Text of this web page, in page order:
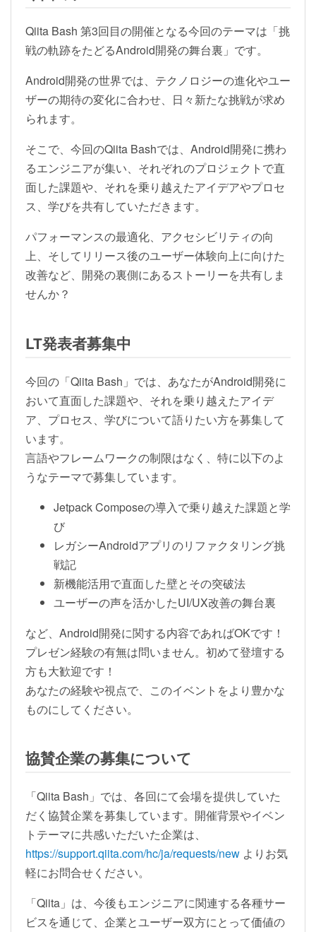
Qiita Bash 第3回目の開催となる今回のテーマは「挑
戦の軌跡をたどるAndroid開発の舞台裏」です。
Android開発の世界では、テクノロジーの進化やユー
ザーの期待の変化に合わせ、日々新たな挑戦が求め
られます。
そこで、今回のQiita Bashでは、Android開発に携わ
るエンジニアが集い、それぞれのプロジェクトで直
面した課題や、それを乗り越えたアイデアやプロセ
ス、学びを共有していただきます。
パフォーマンスの最適化、アクセシビリティの向
上、そしてリリース後のユーザー体験向上に向けた
改善など、開発の裏側にあるストーリーを共有しま
せんか？
LT発表者募集中
今回の「Qiita Bash」では、あなたがAndroid開発に
おいて直面した課題や、それを乗り越えたアイデ
ア、プロセス、学びについて語りたい方を募集して
います。
言語やフレームワークの制限はなく、特に以下のよ
うなテーマで募集しています。
Jetpack Composeの導入で乗り越えた課題と学
び
レガシーAndroidアプリのリファクタリング挑
戦記
新機能活用で直面した壁とその突破法
ユーザーの声を活かしたUI/UX改善の舞台裏
など、Android開発に関する内容であればOKです！
プレゼン経験の有無は問いません。初めて登壇する
方も大歓迎です！
あなたの経験や視点で、このイベントをより豊かな
ものにしてください。
協賛企業の募集について
「Qiita Bash」では、各回にて会場を提供していた
だく協賛企業を募集しています。開催背景やイベン
トテーマに共感いただいた企業は、
https://support.qiita.com/hc/ja/requests/new よりお気
軽にお問合せください。
「Qiita」は、今後もエンジニアに関連する各種サー
ビスを通じて、企業とユーザー双方にとって価値の